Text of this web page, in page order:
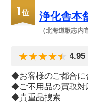
1位 浄化舎本
（北海道歌志内
4.95
◆お客様のご都合に
◆ご不用品の買取対
◆貴重品捜索